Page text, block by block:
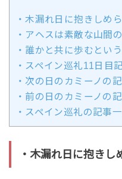
・木漏れ日に抱きしめ
・アヘスは素敵な山間
・誰かと共に歩むとい
・スペイン巡礼11日目
・次の日のカミーノの
・前の日のカミーノの
・スペイン巡礼の記事
・木漏れ日に抱きし